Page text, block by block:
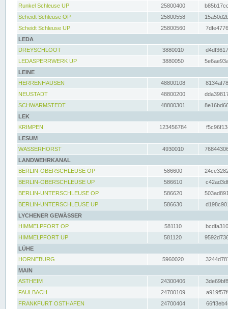
Runkel Schleuse UP
25800400
Scheidt Schleuse OP
25800558
Scheidt Schleuse UP
25800560
LEDA
DREYSCHLOOT
3880010
LEDASPERRWERK UP
3880050
LEINE
HERRENHAUSEN
48800108
NEUSTADT
48800200
SCHWARMSTEDT
48800301
LEK
KRIMPEN
123456784
LESUM
WASSERHORST
4930010
LANDWEHRKANAL
BERLIN-OBERSCHLEUSE OP
586600
BERLIN-OBERSCHLEUSE UP
586610
BERLIN-UNTERSCHLEUSE OP
586620
BERLIN-UNTERSCHLEUSE UP
586630
LYCHENER GEWÄSSER
HIMMELPFORT OP
581110
HIMMELPFORT UP
581120
LÜHE
HORNEBURG
5960020
MAIN
ASTHEIM
24300406
FAULBACH
24700109
FRANKFURT OSTHAFEN
24700404